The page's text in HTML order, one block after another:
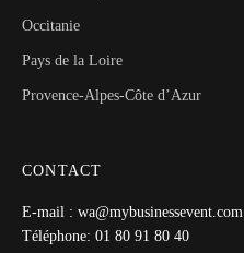
Occitanie
Pays de la Loire
Provence-Alpes-Côte d’Azur
CONTACT
E-mail : wa@mybusinessevent.com
Téléphone: 01 80 91 80 40